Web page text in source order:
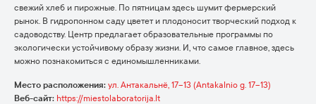
свежий хлеб и пирожные. По пятницам здесь шумит фермерский
рынок. В гидропонном саду цветет и плодоносит творческий подход к
садоводству. Центр предлагает образовательные программы по
экологически устойчивому образу жизни. И, что самое главное, здесь
можно познакомиться с единомышленниками.
Место расположения: ул. Антакальнё, 17–13 (Antakalnio g. 17–13)
Веб-сайт: https://miestolaboratorija.lt